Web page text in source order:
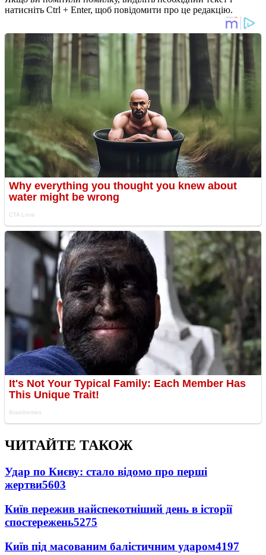
натисніть Ctrl + Enter, щоб повідомити про це редакцію.
ЧИТАЙТЕ ТАКОЖ
Удар по Києву: стало відомо про перші
жертви5603
Київ пережив найспекотніший день в історії
спостережень5275
Київ під масованим балістичним ударом4197